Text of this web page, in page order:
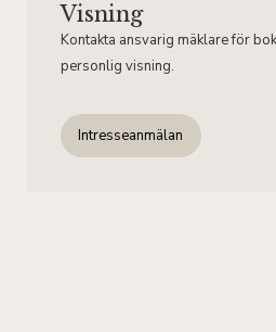
Visning
Kontakta ansvarig mäklare för
personlig visning.
Intresseanmälan